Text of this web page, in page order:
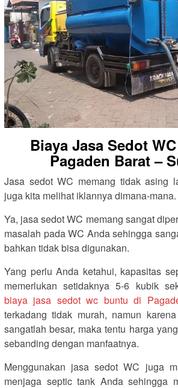
Biaya Jasa Sedot
Pagaden Barat –
Jasa sedot WC memang tidak asing
juga kita melihat iklannya dimana-mana.
Ya, jasa sedot WC memang sangat
masalah pada WC Anda sehingga
bahkan tidak bisa digunakan.
Yang perlu Anda ketahui, kapasitas
memerlukan setidaknya 5-6 kubik
biaya jasa sedot wc buntu di
terkadang tidak murah, namun
sangatlah besar, maka tentu harga
sebanding dengan manfaatnya.
Menggunakan jasa sedot WC juga
menjaga septic tank Anda sehingga